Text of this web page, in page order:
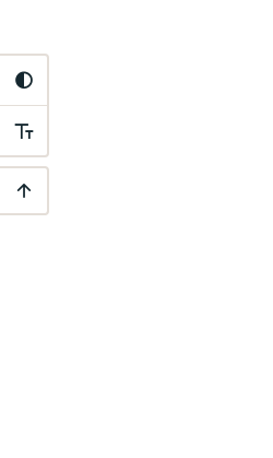
Outils
d'accessibilité
Descendre